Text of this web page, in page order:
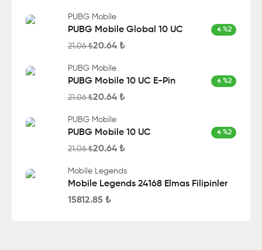
PUBG Mobile
PUBG Mobile Global 10 UC %2
21.06₺20.64 ₺
PUBG Mobile
PUBG Mobile 10 UC E-Pin %2
21.06₺20.64 ₺
PUBG Mobile
PUBG Mobile 10 UC %2
21.06₺20.64 ₺
Mobile Legends
Mobile Legends 24168 Elmas Filipinler
15812.85 ₺